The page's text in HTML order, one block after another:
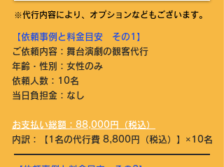
※代行内容により、オプションなどもございます。
【依頼事例と料金目安 その1】
ご依頼内容：舞台演劇の観客代行
年齢・性別：女性のみ
依頼人数：10名
当日負担金：なし
お支払い総額：88,000円（税込）
内訳：【1名の​代行費 8,800円（税込）】×10名